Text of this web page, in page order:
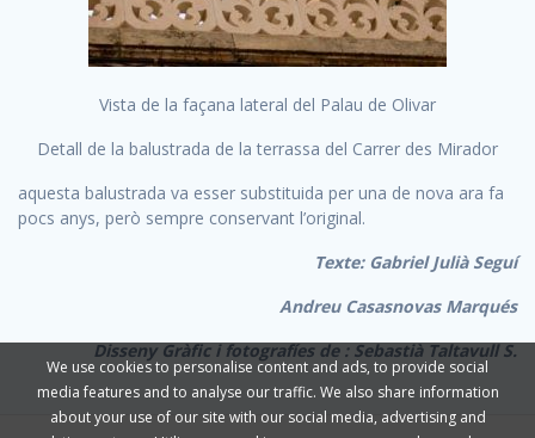
Vista de la façana lateral del Palau de Olivar
Detall de la balustrada de la terrassa del Carrer des Mirador
aquesta balustrada va esser substituida per una de nova ara fa
pocs anys, però sempre conservant l’original.
Texte: Gabriel Julià Seguí
Andreu Casasnovas Marqués
Disseny Gràfic i fotografíes de : Sebastià Taltavull S.
We use cookies to personalise content and ads, to provide social
media features and to analyse our traffic. We also share information
about your use of our site with our social media, advertising and